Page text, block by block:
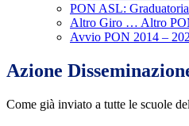
PON ASL:
Altro Giro … Altro
Avvio PON 2014 –
Azione
Come già inviato a tutte le scuole